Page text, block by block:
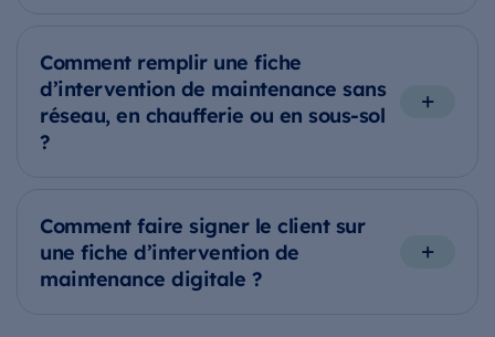
Comment remplir une fiche
d’intervention de maintenance sans
réseau, en chaufferie ou en sous-sol
?
Comment faire signer le client sur
une fiche d’intervention de
maintenance digitale ?